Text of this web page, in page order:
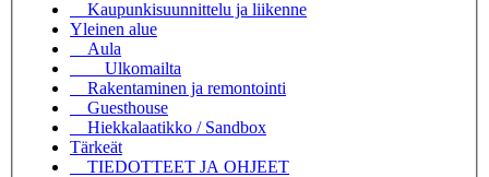
Kaupunkisuunnittelu ja liikenne
Yleinen alue
Aula
Ulkomailta
Rakentaminen ja remontointi
Guesthouse
Hiekkalaatikko / Sandbox
Tärkeät
TIEDOTTEET JA OHJEET